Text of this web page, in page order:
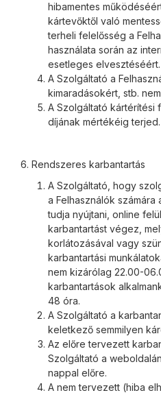
hibamentes
kártevőktől való
terheli felelősség a
használata során az
esetleges elvesztéséért.
A Szolgáltató a
kimaradásokért, stb.
A Szolgáltató kártérítési
díjának mértékéig terjed.
6. Rendszeres karbantartás
A Szolgáltató, hogy
a Felhasználók
tudja nyújtani, online
karbantartást végez,
korlátozásával vagy
karbantartási
nem kizárólag 22.00-
karbantartások
48 óra.
A Szolgáltató a
keletkező semmilyen
Az előre tervezett
Szolgáltató a
nappal előre.
A nem tervezett (hiba